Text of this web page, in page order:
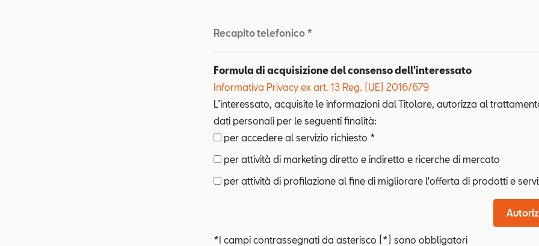
Recapito telefonico *
Formula di acquisizione del consenso dell'interessato
Informativa Privacy ex art. 13 Reg. (UE) 2016/679
L’interessato, acquisite le informazioni dal Titolare, autorizza al
dati personali per le seguenti finalità:
per accedere al servizio richiesto *
per attività di marketing diretto e indiretto e ricerche di mercato
per attività di profilazione al fine di migliorare l'offerta di prodotti e
*I campi contrassegnati da asterisco (*) sono obbligatori